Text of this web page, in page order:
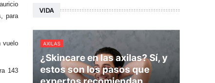
para
vuelo
143
VIDA
AXILAS
¿Skincare en las axilas? Sí, y
estos son los pasos que